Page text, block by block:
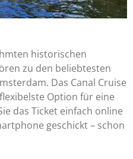
historischen
zu den beliebtesten
Das Canal Cruise
Option für eine
das Ticket einfach online
geschickt – schon